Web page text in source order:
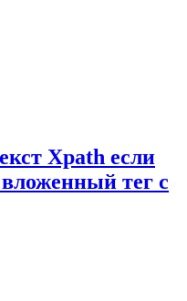
Xpath если
тег с